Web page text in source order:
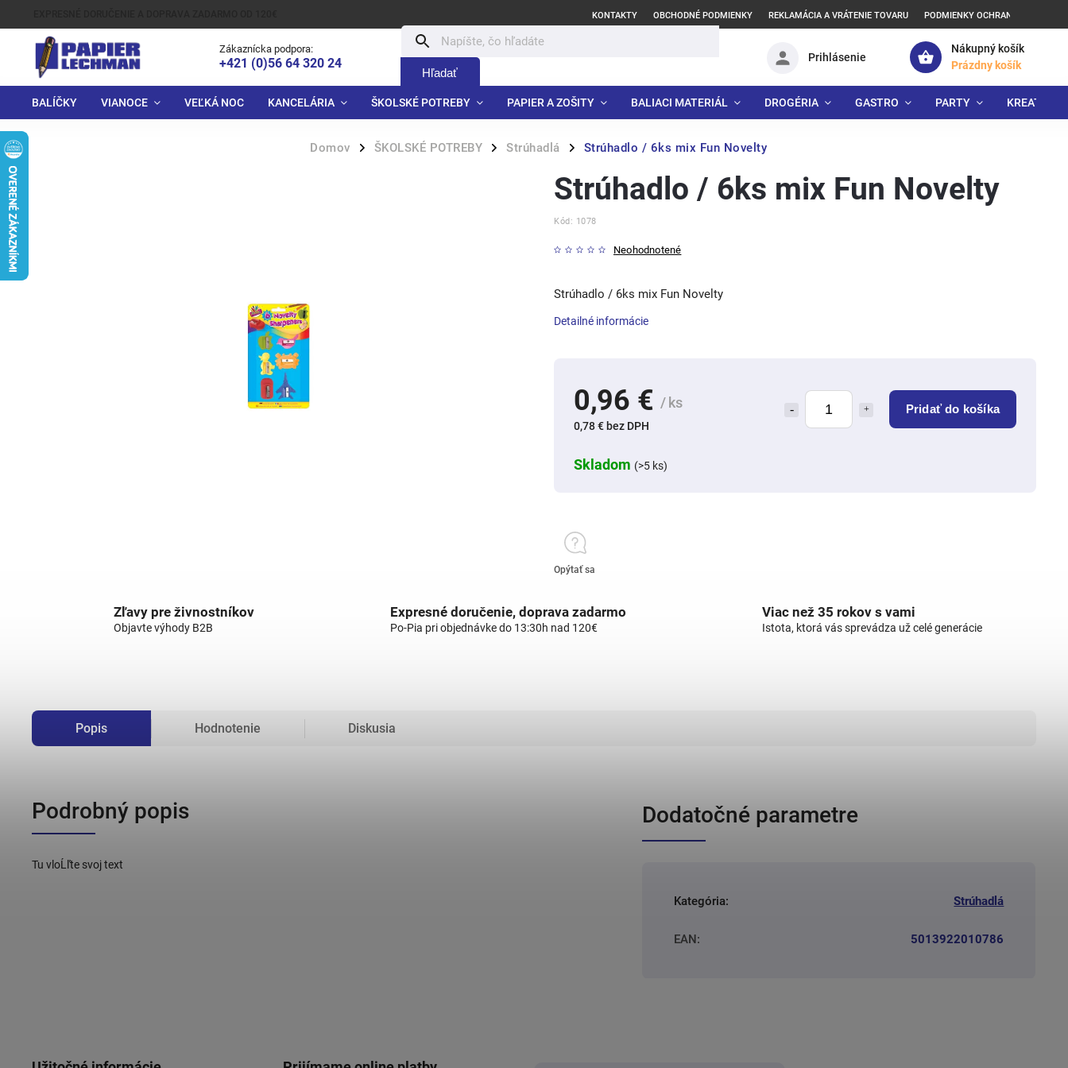
KONTAKTY OBCHODNÉ PODMIENKY REKLAMÁCIA A VRÁTENIE TOVARU PODMIENKY OCHRANY
Zákaznícka podpora:
+421 (0)56 64 320 24
Hľadať
Nákupný košík
Prázdny košík
Prihlásenie
BALÍČKY VIANOCE VEĽKÁ NOC KANCELÁRIA ŠKOLSKÉ POTREBY PAPIER A ZOŠITY BALIACI MATERIÁL DROGÉRIA GASTRO PARTY
Domov / ŠKOLSKÉ POTREBY / Strúhadlá / Strúhadlo / 6ks mix Fun Novelty
0,96 € / ks
0,78 € bez DPH
Pridať do košíka
Skladom (>5 ks)
Strúhadlo / 6ks mix Fun Novelty
Kód: 1078
Neohodnotené
Strúhadlo / 6ks mix Fun Novelty
Detailné informácie
Opýtať sa
Zľavy pre živnostníkov
Objavte výhody B2B
Expresné doručenie, doprava zadarmo
Po-Pia pri objednávke do 13:30h nad 120€
Viac než 35 rokov s vami
Istota, ktorá vás sprevádza už celé generácie
Popis Hodnotenie Diskusia
Podrobný popis
Tu vloĹľte svoj text
Dodatočné parametre
Kategória: Strúhadlá
EAN: 5013922010786